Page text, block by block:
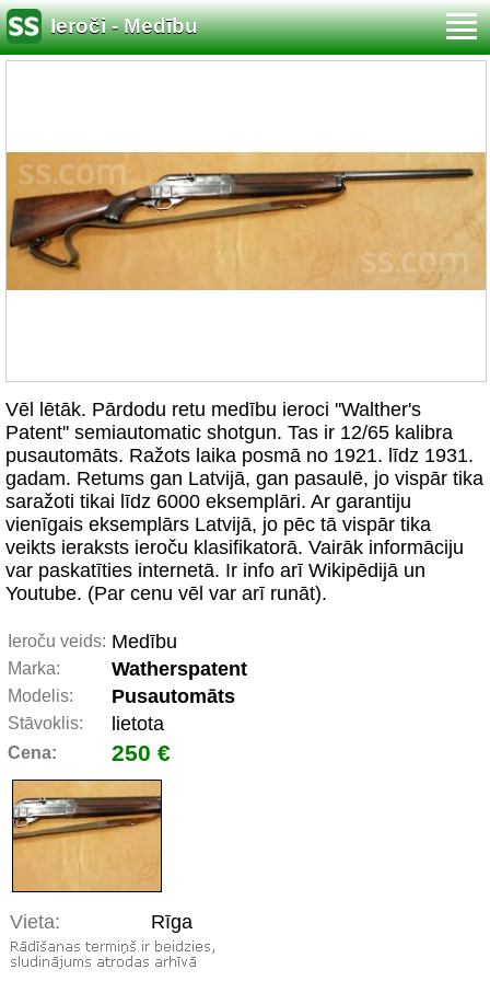
Ieroči - Medību
Vēl lētāk. Pārdodu retu medību ieroci ''Walther's
Patent'' semiautomatic shotgun. Tas ir 12/65 kalibra
pusautomāts. Ražots laika posmā no 1921. līdz 1931.
gadam. Retums gan Latvijā, gan pasaulē, jo vispār tika
saražoti tikai līdz 6000 eksemplāri. Ar garantiju
vienīgais eksemplārs Latvijā, jo pēc tā vispār tika
veikts ieraksts ieroču klasifikatorā. Vairāk informāciju
var paskatīties internetā. Ir info arī Wikipēdijā un
Youtube. (Par cenu vēl var arī runāt).
Ieroču veids: Medību
Marka: Watherspatent
Modelis: Pusautomāts
Stāvoklis: lietota
Cena: 250 €
Vieta: Rīga